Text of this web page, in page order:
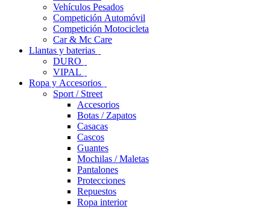
Vehículos Pesados
Competición Automóvil
Competición Motocicleta
Car & Mc Care
Llantas y baterias
DURO
VIPAL
Ropa y Accesorios
Sport / Street
Accesorios
Botas / Zapatos
Casacas
Cascos
Guantes
Mochilas / Maletas
Pantalones
Protecciones
Repuestos
Ropa interior